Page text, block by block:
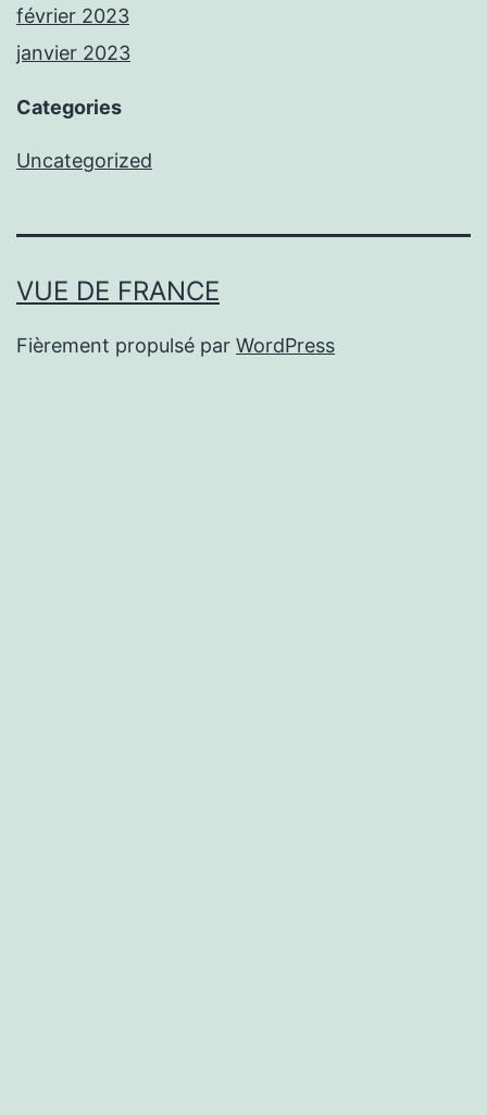
février 2023
janvier 2023
Categories
Uncategorized
VUE DE FRANCE
Fièrement propulsé par WordPress